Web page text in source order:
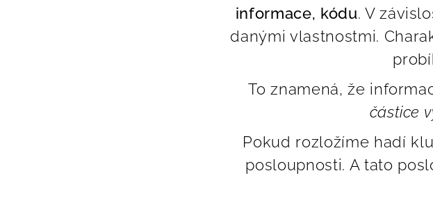
informace, kódu. V
danými vlastnostmi.
To znamená, že
částice
Pokud rozložíme hadí
posloupnosti. A tato